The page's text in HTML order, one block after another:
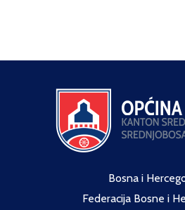
Bosna i
Federacija Bosne i